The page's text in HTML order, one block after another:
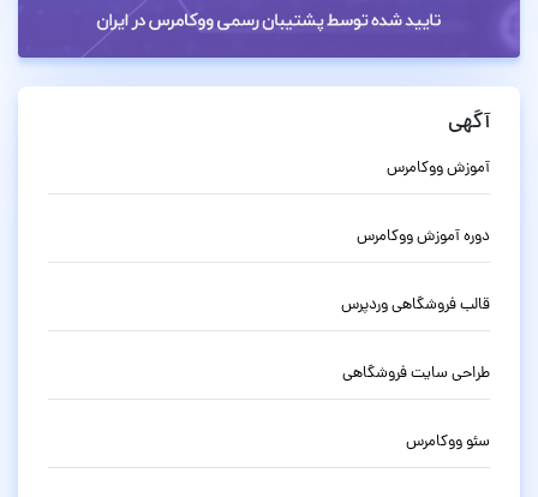
آگهی
آموزش ووکامرس
دوره آموزش ووکامرس
قالب فروشگاهی وردپرس
طراحی سایت فروشگاهی
سئو ووکامرس